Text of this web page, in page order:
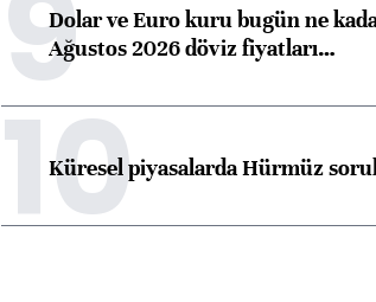
Dolar ve Euro kuru bugün ne
Ağustos 2026 döviz fiyatları…
10
Küresel piyasalarda Hürmüz